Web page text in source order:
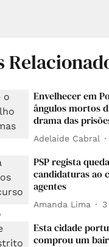
Envelhecer em
ângulos mortos
drama das
Adelaide Cabral
PSP regista
candidaturas ao
agentes
Amanda Lima
Esta cidade
comprou um